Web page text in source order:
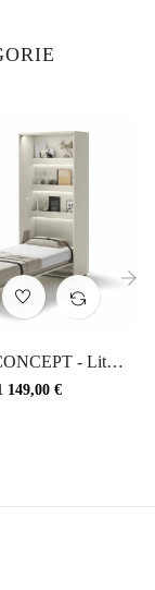
- Lit
BED
149,00 €